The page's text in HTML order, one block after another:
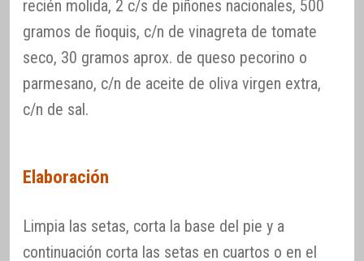
recién molida, 2 c/s de piñones nacionales, 500
gramos de ñoquis, c/n de vinagreta de tomate
seco, 30 gramos aprox. de queso pecorino o
parmesano, c/n de aceite de oliva virgen extra,
c/n de sal.
Elaboración
Limpia las setas, corta la base del pie y a
continuación corta las setas en cuartos o en el